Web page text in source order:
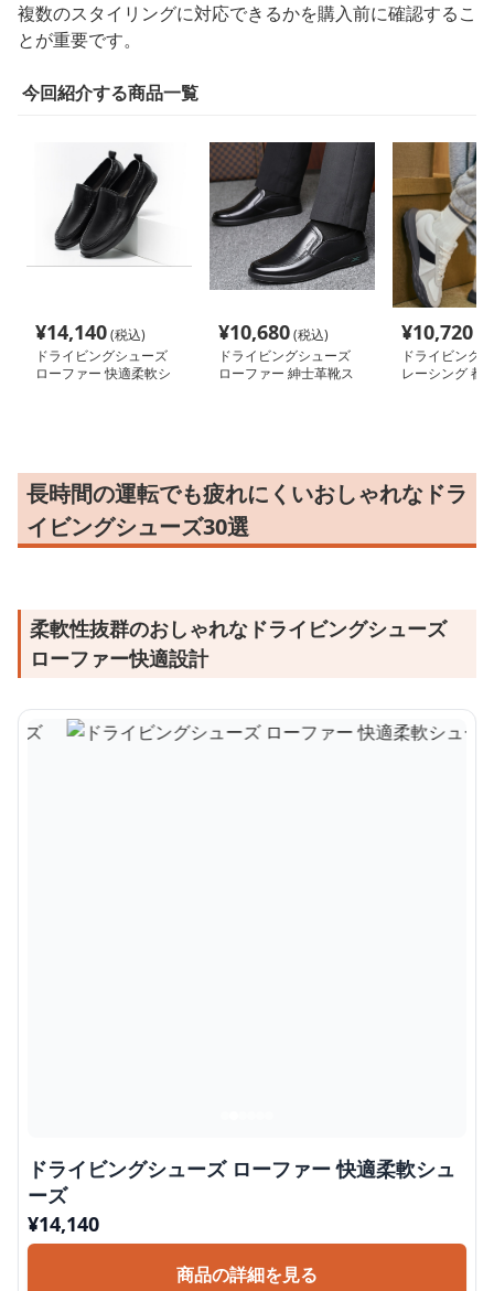
複数のスタイリングに対応できるかを購入前に確認するこ
とが重要です。
今回紹介する商品一覧
¥14,140(税込)
ドライビングシューズ
ローファー 快適柔軟シ
¥10,680(税込)
ドライビングシューズ
ローファー 紳士革靴ス
¥10,720
ドライビング
レーシング 都
長時間の運転でも疲れにくいおしゃれなドラ
イビングシューズ30選
柔軟性抜群のおしゃれなドライビングシューズ
ローファー快適設計
ドライビングシューズ ローファー 快適柔軟シュ
ーズ
¥14,140
商品の詳細を見る